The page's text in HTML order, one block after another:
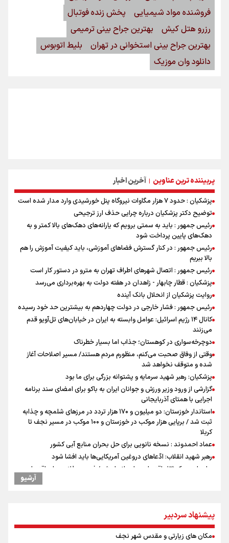
پربیننده ترین عناوین | آخرین اخبار
پزشکیان : حدود ۷ هزار مگاوات نیروگاه پنل خورشیدی وارد مدار شده است
توضیح دکتر پزشکیان درباره چرایی حذف ارز ترجیحی
رئیس جمهور : باید به سمتی برویم که یارانه‌های دهک‌های بالا کمتر و به
دهک‌های پایین پرداخت شود
رئیس جمهور : در کنار گسترش فضاهای آموزشی، باید کیفیت آموزش را هم
بالا ببریم
رئیس جمهور : اتصال شهرهای اطراف تهران به مترو در دستور کار است
پزشکیان : قطار چابهار - زاهدان در هفته دولت به بهره‌برداری می‌رسد
روایت پزشکیان از انحلال بانک آینده
رئیس جمهور : فشار خارجی در دولت چهاردهم به بیشترین حد خود رسیده
کانال ۱۴ رژیم اسرائیل: عوامل وابسته به ایران در خیابان‌های تل‌آویو قدم
می‌زنند
دوچرخه‌سواری در کوهستان؛ جذاب اما بسیار خطرناک
وقتی از وفاق صحبت می‌کنم، منظورم مردم هستند/ مسیر اصلاحات آغاز
شده و متوقف نخواهد شد
پزشکیان: رهبر شهید سرمایه و پشتوانه بزرگی برای ما بود
گزارشی از ورود وزیر ورزش و جوانان ایران به باکو برای امضای سند برنامه
اجرایی با همتای آذربایجانی
استاندار خوزستان: دو میلیون و ۱۷۰ هزار تردد در مرزهای شلمچه و چذابه
ثبت شد / برپایی هزار موکب در خوزستان و ۱۰۰ موکب در مسیر نجف تا
کربلا
عماد احمدوند : نسخه نانویی برای حل بحران منابع آبی کشور
رهبر شهید انقلاب: ادّعاهای دروغین آمریکایی‌ها باید افشا شود
جابجایی مرکز ثقل اقتصاد جهان انجام شد/ فرصت طلایی برای اقتصاد
امیررضا غلامی، ملی پوش تکواندو : تمرکزم روی مسابقات پاکستان است نه
بازی های آسیایی
کانادا دو مظنون تیراندازی در نزدیکی کنسولگری آمریکا را بازداشت کرد
آرشیو
پیشنهاد سردبیر
مکان های زیارتی و مقدس شهر نجف
فروشنده مواد شیمیایی
پخش زنده فوتبال
رزرو هتل کیش
بهترین جراح بینی ترمیمی
بهترین جراح بینی استخوانی در تهران
بلیط اتوبوس
دانلود وان موزیک